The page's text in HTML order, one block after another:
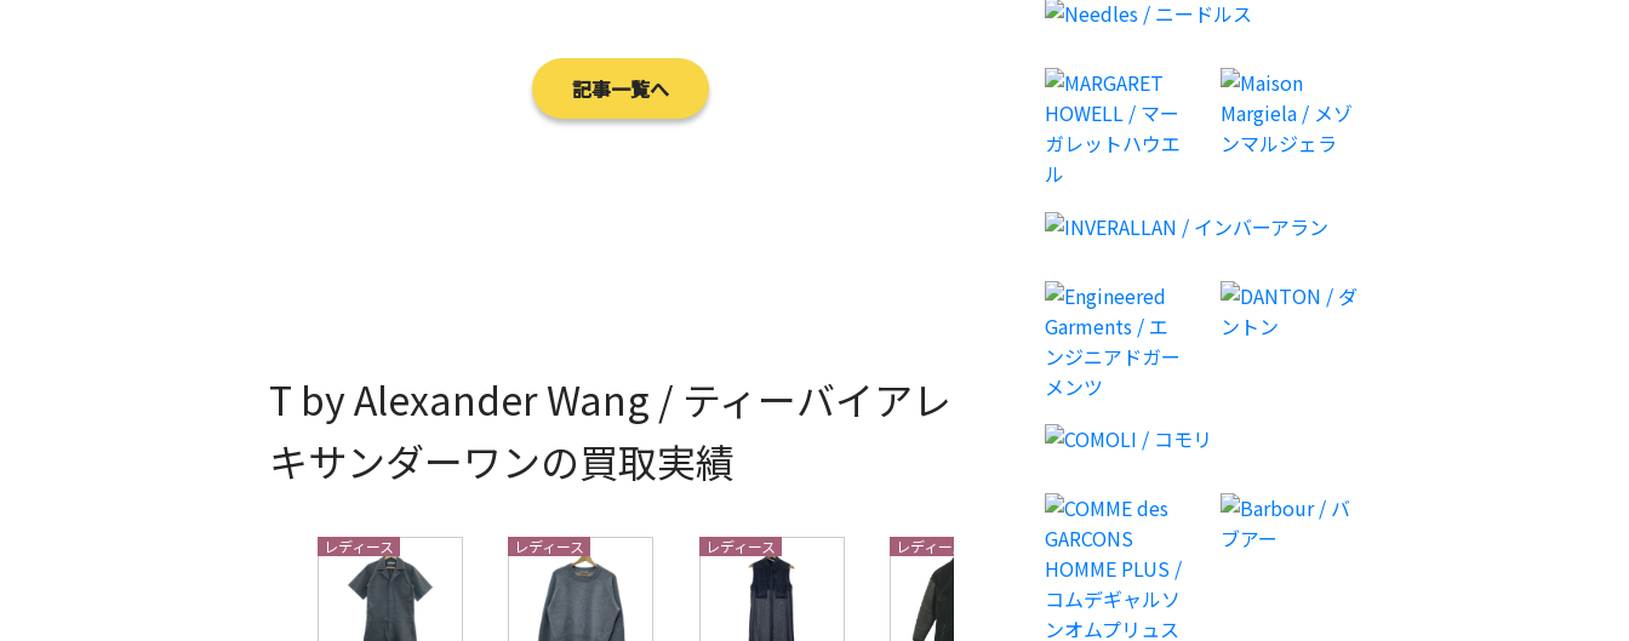
記事一覧へ
T by Alexander Wang / ティーバイアレ
キサンダーワンの買取実績
レディース レディース レディース レディース レディース